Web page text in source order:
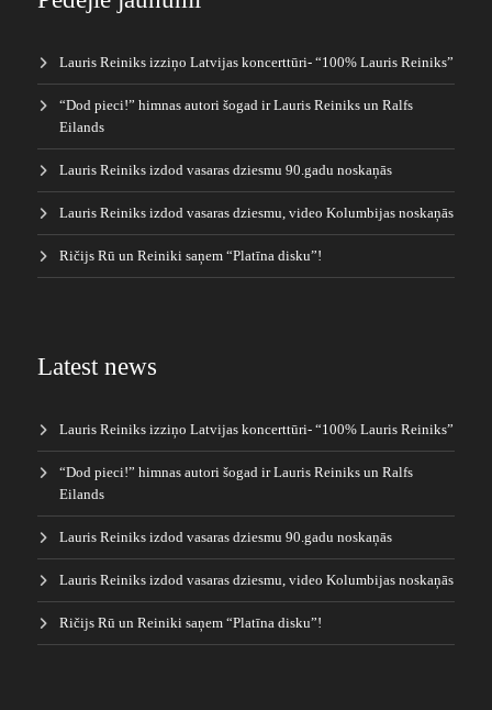
Lauris Reiniks izziņo Latvijas koncerttūri- “100% Lauris Reiniks”
“Dod pieci!” himnas autori šogad ir Lauris Reiniks un Ralfs
Eilands
Lauris Reiniks izdod vasaras dziesmu 90.gadu noskaņās
Lauris Reiniks izdod vasaras dziesmu, video Kolumbijas noskaņās
Ričijs Rū un Reiniki saņem “Platīna disku”!
Latest news
Lauris Reiniks izziņo Latvijas koncerttūri- “100% Lauris Reiniks”
“Dod pieci!” himnas autori šogad ir Lauris Reiniks un Ralfs
Eilands
Lauris Reiniks izdod vasaras dziesmu 90.gadu noskaņās
Lauris Reiniks izdod vasaras dziesmu, video Kolumbijas noskaņās
Ričijs Rū un Reiniki saņem “Platīna disku”!